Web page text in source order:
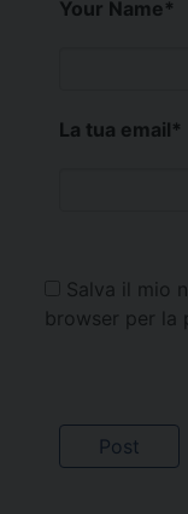
Your Name*
La tua email*
Salva il mio
browser per la